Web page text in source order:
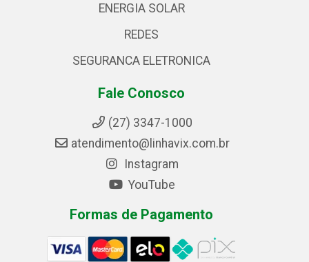
ENERGIA SOLAR
REDES
SEGURANCA ELETRONICA
Fale Conosco
(27) 3347-1000
atendimento@linhavix.com.br
Instagram
YouTube
Formas de Pagamento